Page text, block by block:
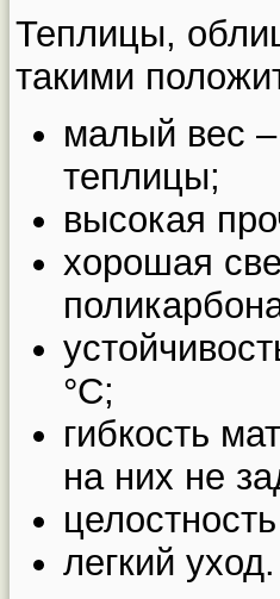
Теплицы,
такими
малый вес –
теплицы;
высокая
хорошая
°С;
гибкость
на них не
легкий уход.